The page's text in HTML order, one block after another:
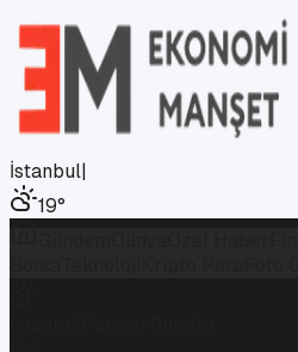
İstanbul|
19°